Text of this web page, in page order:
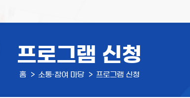
프로그램 신청
홈 소통·참여 마당 프로그램 신청